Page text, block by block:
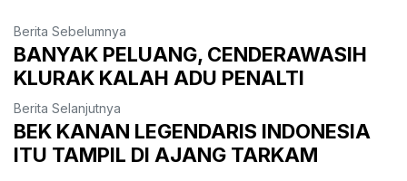
Berita Sebelumnya
BANYAK PELUANG, CENDERAWASIH
KLURAK KALAH ADU PENALTI
Berita Selanjutnya
BEK KANAN LEGENDARIS INDONESIA
ITU TAMPIL DI AJANG TARKAM